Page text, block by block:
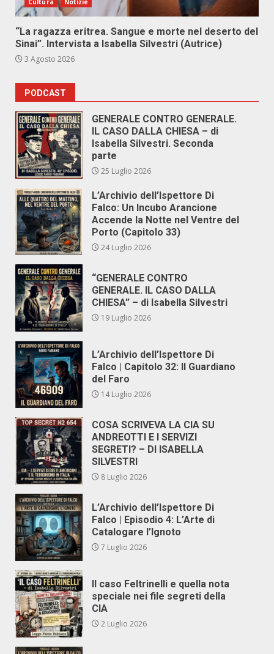
Cultura Notizie
“La ragazza eritrea. Sangue e morte nel deserto del
Sinai”. Intervista a Isabella Silvestri (Autrice)
3 Agosto 2026
PODCAST
GENERALE CONTRO GENERALE.
IL CASO DALLA CHIESA – di
Isabella Silvestri. Seconda
parte
25 Luglio 2026
L’Archivio dell’Ispettore Di
Falco: Un Incubo Arancione
Accende la Notte nel Ventre del
Porto (Capitolo 33)
24 Luglio 2026
“GENERALE CONTRO
GENERALE. IL CASO DALLA
CHIESA” – di Isabella Silvestri
19 Luglio 2026
L’Archivio dell’Ispettore Di
Falco | Capitolo 32: Il Guardiano
del Faro
14 Luglio 2026
COSA SCRIVEVA LA CIA SU
ANDREOTTI E I SERVIZI
SEGRETI? – DI ISABELLA
SILVESTRI
8 Luglio 2026
L’Archivio dell’Ispettore Di
Falco | Episodio 4: L’Arte di
Catalogare l’Ignoto
7 Luglio 2026
Il caso Feltrinelli e quella nota
speciale nei file segreti della
CIA
2 Luglio 2026